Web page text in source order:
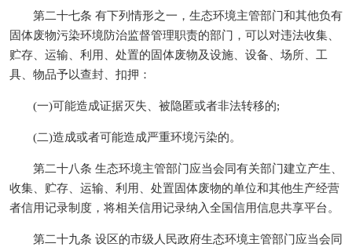
第二十七条 有下列情形之一，生态环境主管部门和其他负有
固体废物污染环境防治监督管理职责的部门，可以对违法收集、
贮存、运输、利用、处置的固体废物及设施、设备、场所、工
具、物品予以查封、扣押：
(一)可能造成证据灭失、被隐匿或者非法转移的;
(二)造成或者可能造成严重环境污染的。
第二十八条 生态环境主管部门应当会同有关部门建立产生、
收集、贮存、运输、利用、处置固体废物的单位和其他生产经营
者信用记录制度，将相关信用记录纳入全国信用信息共享平台。
第二十九条 设区的市级人民政府生态环境主管部门应当会同